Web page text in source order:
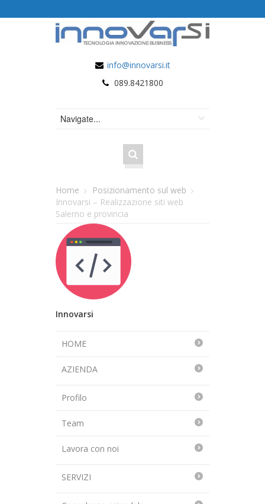
info@innovarsi.it
089.8421800
Home
Posizionamento sul web
Innovarsi – Realizzazione siti web
Salerno e provincia
Innovarsi
HOME
AZIENDA
Profilo
Team
Lavora con noi
SERVIZI